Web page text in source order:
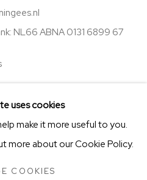
NL66 ABNA 0131 6899 67
uses cookies
make it more useful to you.
more about our Cookie Policy.
COOKIES